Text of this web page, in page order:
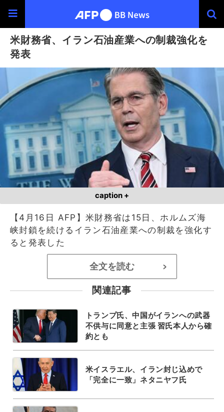
米財務省、イラン石油産業への制裁強化を
発表
caption +
【4月16日 AFP】米財務省は15日、ホルムズ海
峡封鎖を続けるイラン石油産業への制裁を強化す
ると発表した
全文を読む >
関連記事
トランプ氏、中国がイランへの武器
不供与に同意と主張 習氏本人から確
約とも
米イスラエル、イラン封じ込めで
「完全に一致」ネタニヤフ氏